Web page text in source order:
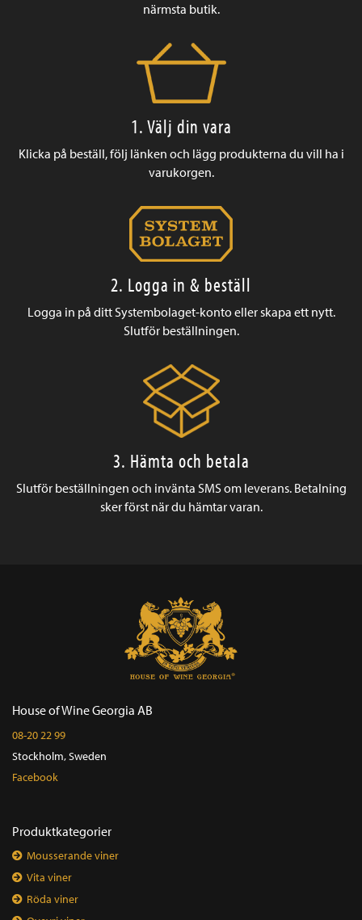
närmsta butik.
1. Välj din vara
Klicka på beställ, följ länken och lägg produkterna du vill ha i
varukorgen.
2. Logga in & beställ
Logga in på ditt Systembolaget-konto eller skapa ett nytt.
Slutför beställningen.
3. Hämta och betala
Slutför beställningen och invänta SMS om leverans. Betalning
sker först när du hämtar varan.
House of Wine Georgia AB
08-20 22 99
Stockholm, Sweden
Facebook
Produktkategorier
Mousserande viner
Vita viner
Röda viner